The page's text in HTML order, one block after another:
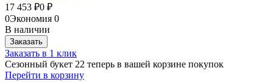
17 453 ₽0 ₽
0Экономия 0
В наличии
Заказать
Заказать в 1 клик
Сезонный букет 22 теперь в вашей корзине покупок
Перейти в корзину